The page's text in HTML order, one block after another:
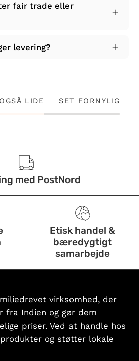
fair trade eller
levering?
LIDE SET FORNYLIG
med PostNord
Etisk handel &
bæredygtigt
samarbejde
virksomhed, der
fra Indien og gør dem
priser. Ved at handle hos
og støtter lokale